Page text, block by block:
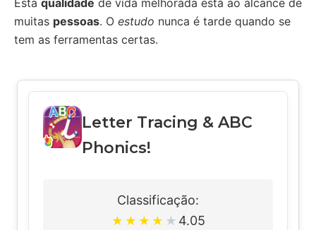
Esta qualidade de vida melhorada está ao alcance de
muitas pessoas. O estudo nunca é tarde quando se
tem as ferramentas certas.
Letter Tracing & ABC
Phonics!
Classificação:
★ ★ ★ ★ ★ 4.05